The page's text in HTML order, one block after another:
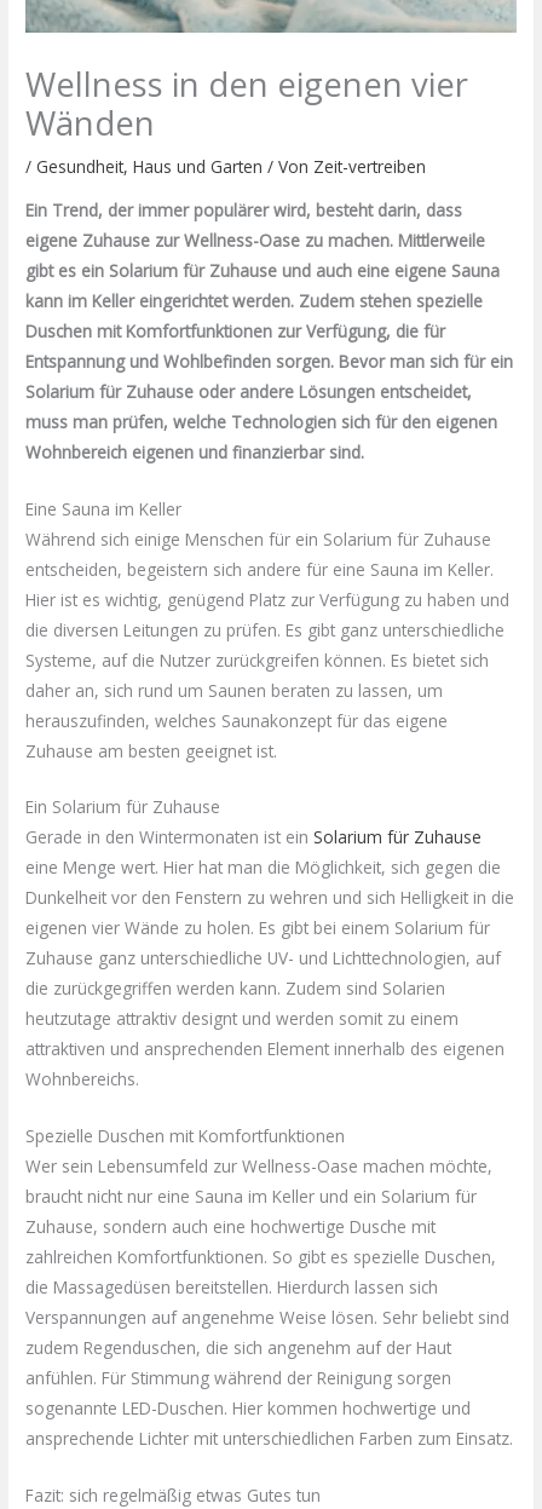
Wellness in den eigenen vier
Wänden
/ Gesundheit,Haus und Garten / Von Zeit-vertreiben
Ein Trend, der immer populärer wird, besteht darin, dass
eigene Zuhause zur Wellness-Oase zu machen. Mittlerweile
gibt es ein Solarium für Zuhause und auch eine eigene Sauna
kann im Keller eingerichtet werden. Zudem stehen spezielle
Duschen mit Komfortfunktionen zur Verfügung, die für
Entspannung und Wohlbefinden sorgen. Bevor man sich für ein
Solarium für Zuhause oder andere Lösungen entscheidet,
muss man prüfen, welche Technologien sich für den eigenen
Wohnbereich eigenen und finanzierbar sind.
Eine Sauna im Keller
Während sich einige Menschen für ein Solarium für Zuhause
entscheiden, begeistern sich andere für eine Sauna im Keller.
Hier ist es wichtig, genügend Platz zur Verfügung zu haben und
die diversen Leitungen zu prüfen. Es gibt ganz unterschiedliche
Systeme, auf die Nutzer zurückgreifen können. Es bietet sich
daher an, sich rund um Saunen beraten zu lassen, um
herauszufinden, welches Saunakonzept für das eigene
Zuhause am besten geeignet ist.
Ein Solarium für Zuhause
Gerade in den Wintermonaten ist ein Solarium für Zuhause
eine Menge wert. Hier hat man die Möglichkeit, sich gegen die
Dunkelheit vor den Fenstern zu wehren und sich Helligkeit in die
eigenen vier Wände zu holen. Es gibt bei einem Solarium für
Zuhause ganz unterschiedliche UV- und Lichttechnologien, auf
die zurückgegriffen werden kann. Zudem sind Solarien
heutzutage attraktiv designt und werden somit zu einem
attraktiven und ansprechenden Element innerhalb des eigenen
Wohnbereichs.
Spezielle Duschen mit Komfortfunktionen
Wer sein Lebensumfeld zur Wellness-Oase machen möchte,
braucht nicht nur eine Sauna im Keller und ein Solarium für
Zuhause, sondern auch eine hochwertige Dusche mit
zahlreichen Komfortfunktionen. So gibt es spezielle Duschen,
die Massagedüsen bereitstellen. Hierdurch lassen sich
Verspannungen auf angenehme Weise lösen. Sehr beliebt sind
zudem Regenduschen, die sich angenehm auf der Haut
anfühlen. Für Stimmung während der Reinigung sorgen
sogenannte LED-Duschen. Hier kommen hochwertige und
ansprechende Lichter mit unterschiedlichen Farben zum Einsatz.
Fazit: sich regelmäßig etwas Gutes tun